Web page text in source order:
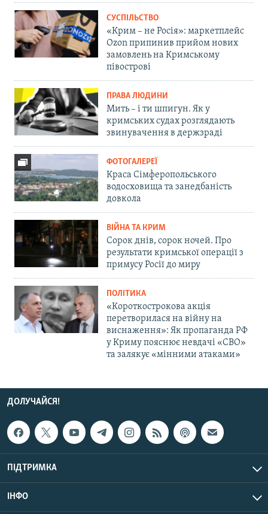
СУСПІЛЬСТВО
«Крим – не Росія»: маркетплейс
Ozon припинив прийом нових
замовлень на Кримському
півострові
ПРАВА ЛЮДИНИ
Мить – і ти шпигун. Як у
кримських судах розглядають
звинувачення в держзраді
ФОТОГАЛЕРЕЇ
Краса Сімферопольського
водосховища та занедбаність
довкола
ВІЙНА ТА КРИМ
Сорок днів, сорок ночей. Про
результати кримської операції з
примусу Росії до миру
ПОЛІТИКА
«Короткострокова акція
перетворилася на війну на
виснаження»: Як пропаганда РФ
у Криму пояснює невдачі «СВО»
та залякує «мінними атаками»
ДОЛУЧАЙСЯ!
ПІДТРИМКА
ІНФО